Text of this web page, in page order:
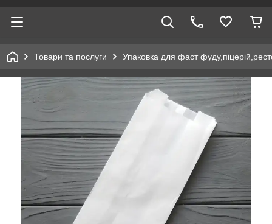
Товари та послуги Упаковка для фаст